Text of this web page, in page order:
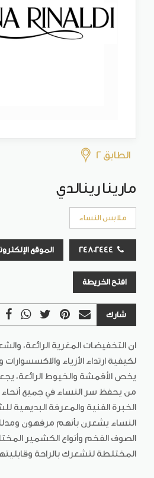
الطابق 2
مارينا رينالدي
ملابس النساء
الموقع
افتح الخريطة
شارك
ان التخفيضات المغرية الرائعة،
لكيفية ارتداء الأزياء
يخص الأقمشة والخيوط الرائعة،
من يحفظ سر النساء في جميع
الخبرة الفنية والمعرفة البديهية
النساء يشعرن بأنهم مرفهون
الصوف الفخم وأنواع الكشمير
المختلطة لتشعرك بالراحة وقابليتها